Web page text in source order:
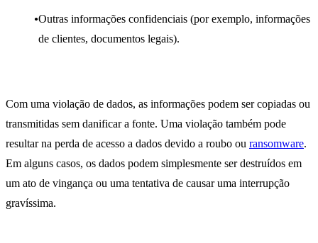
Outras informações confidenciais (por exemplo, informações
de clientes, documentos legais).
Com uma violação de dados, as informações podem ser copiadas ou
transmitidas sem danificar a fonte. Uma violação também pode
resultar na perda de acesso a dados devido a roubo ou ransomware.
Em alguns casos, os dados podem simplesmente ser destruídos em
um ato de vingança ou uma tentativa de causar uma interrupção
gravíssima.